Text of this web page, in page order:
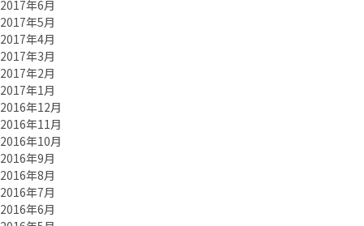
2017年6月
2017年5月
2017年4月
2017年3月
2017年2月
2017年1月
2016年12月
2016年11月
2016年10月
2016年9月
2016年8月
2016年7月
2016年6月